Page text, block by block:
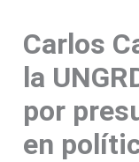
Carlos
la
por
en